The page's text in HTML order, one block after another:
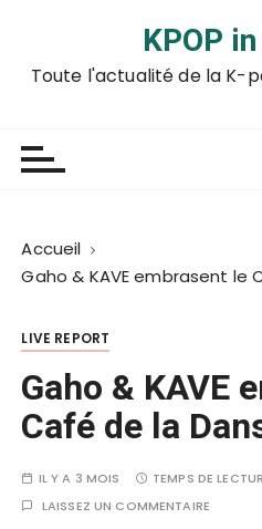
KPOP
Toute l'actualité de la K-
Accueil
Gaho & KAVE embrasent le
LIVE REPORT
Gaho & KAVE
Café de la
IL Y A 3 MOIS TEMPS DE
LAISSEZ UN COMMENTAIRE